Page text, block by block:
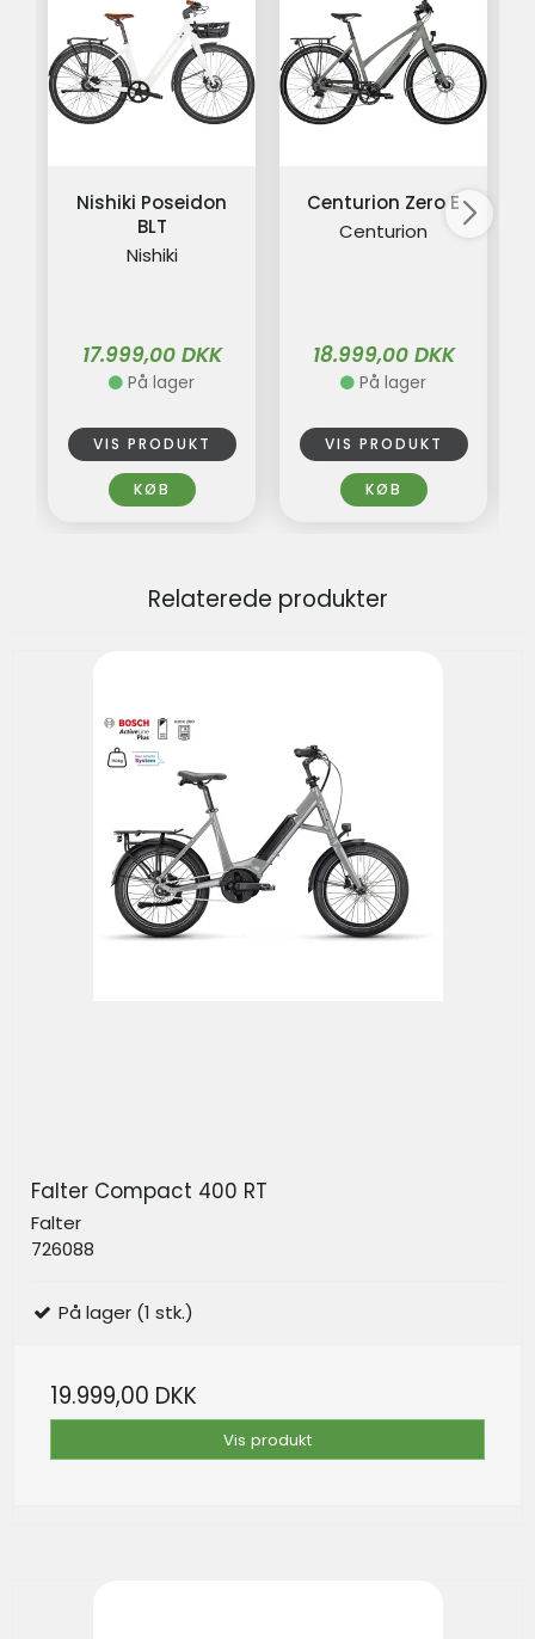
Nishiki Poseidon
BLT
Nishiki
17.999,00 DKK
På lager
VIS PRODUKT
KØB
Centurion Zero E
Centurion
18.999,00 DKK
På lager
VIS PRODUKT
KØB
Relaterede produkter
Falter Compact 400 RT
Falter
726088
På lager (1 stk.)
19.999,00 DKK
Vis produkt